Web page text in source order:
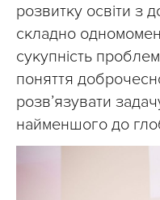
розвитку освіти з
складно
сукупність
поняття
розв’язувати
найменшого до